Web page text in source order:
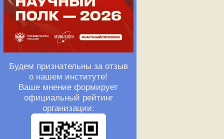
Будем признательны за отзыв
о нашем институте!
Ваше мнение формирует
официальный рейтинг
организации: